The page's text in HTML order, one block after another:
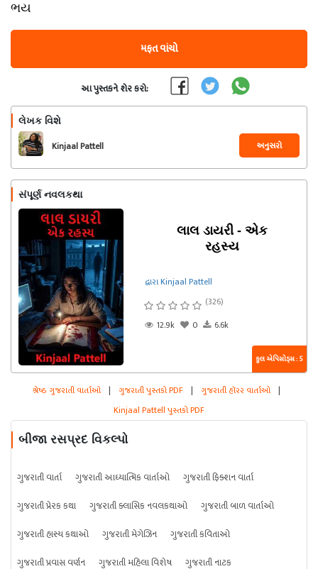
ભય
મફત વાંચો
આ પુસ્તકને શેર કરો:
લેખક વિશે
Kinjaal Pattell અનુસરો
સંપૂર્ણ નવલકથા
લાલ ડાયરી - એક
રહસ્ય
દ્વારા Kinjaal Pattell
(326)
12.9k
0 6.6k
કુલ એપિસોડ્સ : 5
શ્રેષ્ઠ ગુજરાતી વાર્તાઓ | ગુજરાતી પુસ્તકો PDF | ગુજરાતી હૉરર વાર્તાઓ |
Kinjaal Pattell પુસ્તકો PDF
બીજા રસપ્રદ વિકલ્પો
ગુજરાતી વાર્તા ગુજરાતી આધ્યાત્મિક વાર્તાઓ
ગુજરાતી ફિક્શન વાર્તા
ગુજરાતી પ્રેરક કથા
ગુજરાતી ક્લાસિક નવલકથાઓ
ગુજરાતી બાળ વાર્તાઓ
ગુજરાતી હાસ્ય કથાઓ
ગુજરાતી મેગેઝિન
ગુજરાતી કવિતાઓ
ગુજરાતી પ્રવાસ વર્ણન
ગુજરાતી મહિલા વિશેષ ગુજરાતી નાટક